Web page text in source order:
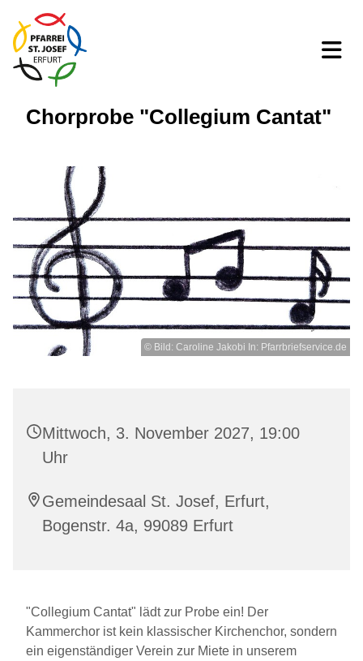
Chorprobe "Collegium Cantat"
© Bild: Caroline Jakobi In: Pfarrbriefservice.de
Mittwoch, 3. November 2027, 19:00
Uhr
Gemeindesaal St. Josef, Erfurt,
Bogenstr. 4a, 99089 Erfurt
"Collegium Cantat" lädt zur Probe ein! Der
Kammerchor ist kein klassischer Kirchenchor, sondern
ein eigenständiger Verein zur Miete in unserem